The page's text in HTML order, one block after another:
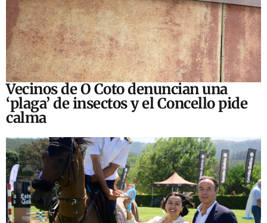
Vecinos de O Coto denuncian una
‘plaga’ de insectos y el Concello pide
calma